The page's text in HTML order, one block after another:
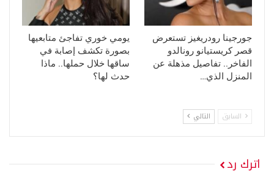
جورجينا رودريغيز تستعرض
قصر كريستيانو رونالدو
الفاخر.. تفاصيل مذهلة عن
المنزل الذي…
يومي خوري تفاجئ متابعيها
بصورة تكشف إصابة في
ساقها خلال حملها.. ماذا
حدث لها؟
السابق التالي
اترك رد